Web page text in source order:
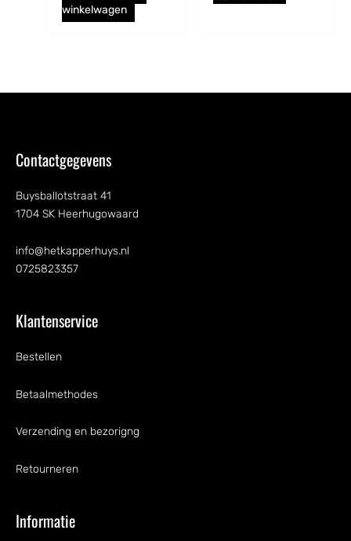
winkelwagen
Contactgegevens
Buysballotstraat 41
1704 SK Heerhugowaard
info@hetkapperhuys.nl
0725823357
Klantenservice
Bestellen
Betaalmethodes
Verzending en bezorigng
Retourneren
Informatie